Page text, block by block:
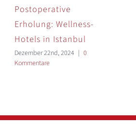
Postoperative
Erholung: Wellness-
Hotels in Istanbul
Dezember 22nd, 2024 | 0
Kommentare